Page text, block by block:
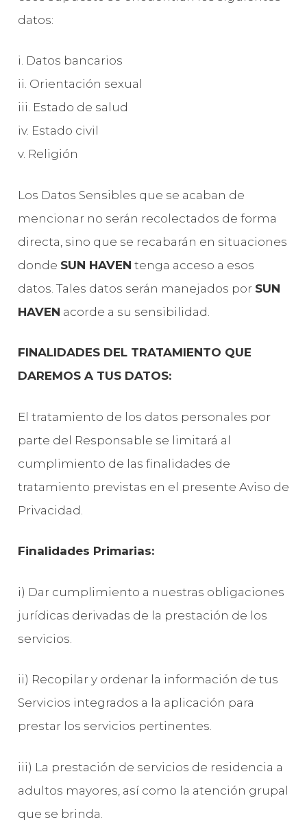
datos:
i. Datos bancarios
ii. Orientación sexual
iii. Estado de salud
iv. Estado civil
v. Religión
Los Datos Sensibles que se acaban de
mencionar no serán recolectados de forma
directa, sino que se recabarán en situaciones
donde SUN HAVEN tenga acceso a esos
datos. Tales datos serán manejados por SUN
HAVEN acorde a su sensibilidad.
FINALIDADES DEL TRATAMIENTO QUE
DAREMOS A TUS DATOS:
El tratamiento de los datos personales por
parte del Responsable se limitará al
cumplimiento de las finalidades de
tratamiento previstas en el presente Aviso de
Privacidad.
Finalidades Primarias:
i) Dar cumplimiento a nuestras obligaciones
jurídicas derivadas de la prestación de los
servicios.
ii) Recopilar y ordenar la información de tus
Servicios integrados a la aplicación para
prestar los servicios pertinentes.
iii) La prestación de servicios de residencia a
adultos mayores, así como la atención grupal
que se brinda.